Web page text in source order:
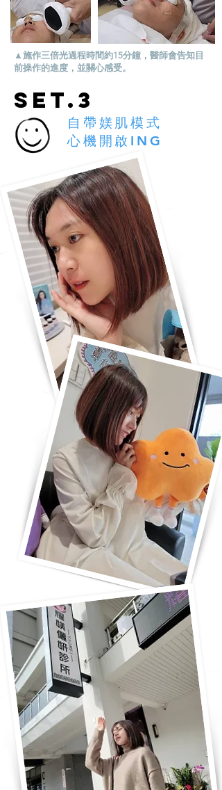
▲施作三倍光過程時間約15分鐘，醫師會告知目
前操作的進度，並關心感受。
SET.3
自帶媄肌模式
心機開啟ING